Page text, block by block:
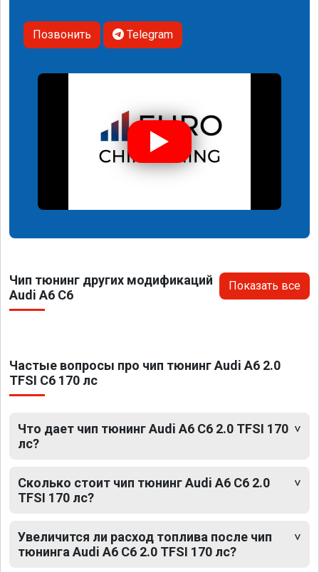
Позвонить Telegram
Чип тюнинг других модификаций
Audi A6 C6
Показать все
Частые вопросы про чип тюнинг Audi A6 2.0
TFSI C6 170 лс
Что дает чип тюнинг Audi A6 C6 2.0 TFSI 170
лс?
Сколько стоит чип тюнинг Audi A6 C6 2.0
TFSI 170 лс?
Увеличится ли расход топлива после чип
тюнинга Audi A6 C6 2.0 TFSI 170 лс?